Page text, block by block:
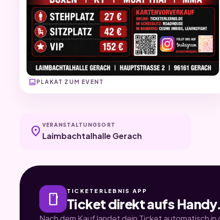
image PLAKAT ZUM EVENT
location_on VERANSTALTUNGSORT
Laimbachtalhalle Gerach
smartphone TICKETERLEBNIS APP
Ticket direkt aufs Handy.